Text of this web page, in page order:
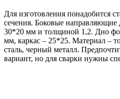
Для изготовления понадобится
сечения. Боковые направляющие
30*20 мм и толщиной 1,2. Дно
мм, каркас – 25*25. Материал –
сталь, черный металл.
вариант, но для сварки нужны